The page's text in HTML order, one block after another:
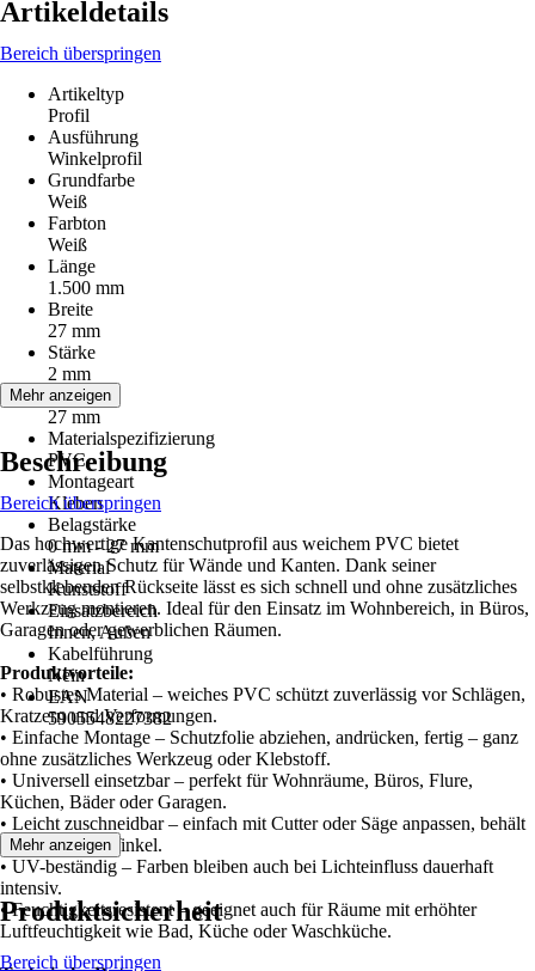
Artikeldetails
Bereich überspringen
Artikeltyp
Profil
Ausführung
Winkelprofil
Grundfarbe
Weiß
Farbton
Weiß
Länge
1.500 mm
Breite
27 mm
Stärke
2 mm
Höhe
27 mm
Materialspezifizierung
PVC
Montageart
Kleben
Belagstärke
0 mm - 27 mm
Material
Kunststoff
Einsatzbereich
Innen, Außen
Kabelführung
Nein
EAN
5905548227382
Mehr anzeigen
Beschreibung
Bereich überspringen
Das hochwertige Kantenschutprofil aus weichem PVC bietet
zuverlässigen Schutz für Wände und Kanten. Dank seiner
selbstklebenden Rückseite lässt es sich schnell und ohne zusätzliches
Werkzeug montieren. Ideal für den Einsatz im Wohnbereich, in Büros,
Garagen oder gewerblichen Räumen.
Produktvorteile:
• Robustes Material – weiches PVC schützt zuverlässig vor Schlägen,
Kratzern und Verformungen.
• Einfache Montage – Schutzfolie abziehen, andrücken, fertig – ganz
ohne zusätzliches Werkzeug oder Klebstoff.
• Universell einsetzbar – perfekt für Wohnräume, Büros, Flure,
Küchen, Bäder oder Garagen.
• Leicht zuschneidbar – einfach mit Cutter oder Säge anpassen, behält
sauberen 90°-Winkel.
• UV-beständig – Farben bleiben auch bei Lichteinfluss dauerhaft
intensiv.
• Feuchtigkeitsresistent – geeignet auch für Räume mit erhöhter
Luftfeuchtigkeit wie Bad, Küche oder Waschküche.
Mehr anzeigen
Produktsicherheit
Bereich überspringen